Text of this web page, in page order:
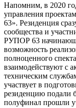
Напомним, в 2020
управления
63». Резиденция
сообщества и
РУПОР 63
возможность
полноценного
взаимодействуют с
техническим
участвует в
резиденцию подали
полуфинал прошли